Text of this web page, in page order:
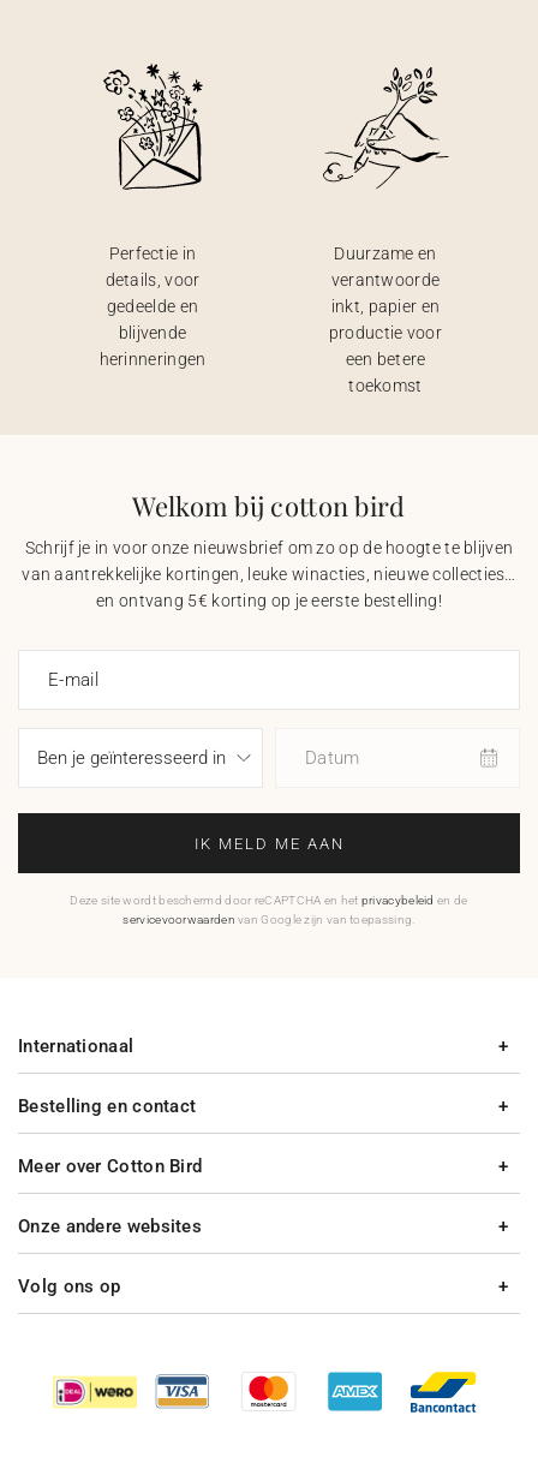
Perfectie in
details, voor
gedeelde en
blijvende
herinneringen
Duurzame en
verantwoorde
inkt, papier en
productie voor
een betere
toekomst
Welkom bij cotton bird
Schrijf je in voor onze nieuwsbrief om zo op de hoogte te blijven
van aantrekkelijke kortingen, leuke winacties, nieuwe collecties…
en ontvang 5€ korting op je eerste bestelling!
E-mail
Datum
IK MELD ME AAN
Deze site wordt beschermd door reCAPTCHA en het privacybeleid en de
servicevoorwaarden van Google zijn van toepassing.
Bestelling en contact
Meer over Cotton Bird
Internationaal
Onze andere websites
Volg ons op